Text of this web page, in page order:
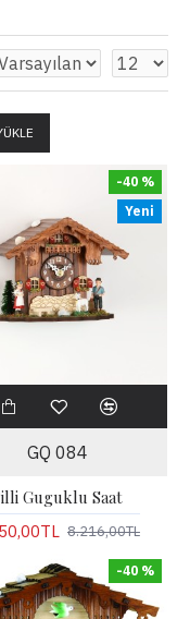
Yeni
-40 %
GQ 084
Guguklu Saat
8.216,00TL
-40 %